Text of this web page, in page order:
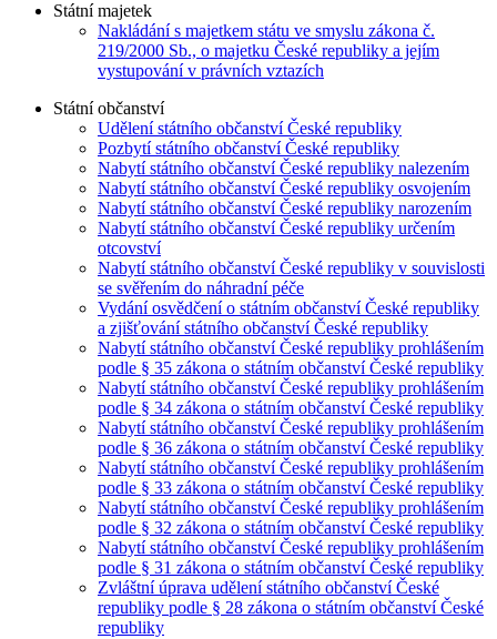
Státní majetek
Nakládání s majetkem státu ve smyslu zákona č.
219/2000 Sb., o majetku České republiky a jejím
vystupování v právních vztazích
Státní občanství
Udělení státního občanství České republiky
Pozbytí státního občanství České republiky
Nabytí státního občanství České republiky nalezením
Nabytí státního občanství České republiky osvojením
Nabytí státního občanství České republiky narozením
Nabytí státního občanství České republiky určením
otcovství
Nabytí státního občanství České republiky v souvislosti
se svěřením do náhradní péče
Vydání osvědčení o státním občanství České republiky
a zjišťování státního občanství České republiky
Nabytí státního občanství České republiky prohlášením
podle § 35 zákona o státním občanství České republiky
Nabytí státního občanství České republiky prohlášením
podle § 34 zákona o státním občanství České republiky
Nabytí státního občanství České republiky prohlášením
podle § 36 zákona o státním občanství České republiky
Nabytí státního občanství České republiky prohlášením
podle § 33 zákona o státním občanství České republiky
Nabytí státního občanství České republiky prohlášením
podle § 32 zákona o státním občanství České republiky
Nabytí státního občanství České republiky prohlášením
podle § 31 zákona o státním občanství České republiky
Zvláštní úprava udělení státního občanství České
republiky podle § 28 zákona o státním občanství České
republiky